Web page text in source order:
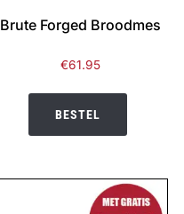
Brute Forged Broodmes
€61.95
BESTEL